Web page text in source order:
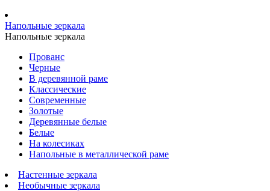
Напольные зеркала
Напольные зеркала
Прованс
Черные
В деревянной раме
Классические
Современные
Золотые
Деревянные белые
Белые
На колесиках
Напольные в металлической раме
Настенные зеркала
Необычные зеркала